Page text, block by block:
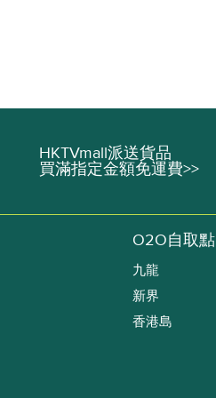
HKTVmall派送貨品
買滿指定金額免運費>>
O2O自取點
九龍
新界
香港島